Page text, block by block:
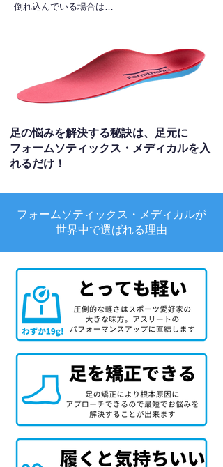
倒れ込んでいる場合は…
足の悩みを解決する秘訣は、足元に
フォームソティックス・メディカルを入
れるだけ！
フォームソティックス・メディカルが
世界中で選ばれる理由